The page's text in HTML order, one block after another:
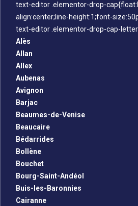
text-editor .elementor-drop-
align:center;line-height:1;font-
text-editor .elementor-drop-cap-
Alès
Allan
Allex
Aubenas
Avignon
Barjac
Beaumes-de-Venise
Beaucaire
Bédarrides
Bollène
Bouchet
Bourg-Saint-Andéol
Buis-les-Baronnies
Cairanne